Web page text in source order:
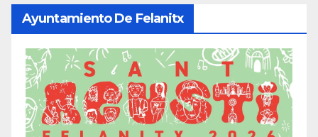
Ayuntamiento De Felanitx